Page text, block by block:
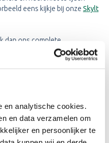
en analytische cookies.
en data verzamelen om
en persoonlijker te
eens kijkje bij onze Skylt
dan ons complete
de meubellak voor kasten en
vloeistoffen
onderhoudsvrij
matte lak varianten